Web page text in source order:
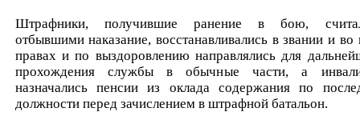
Штрафники, получившие ранение в бою,
отбывшими наказание, восстанавливались в звании и во
правах и по выздоровлению направлялись для
прохождения службы в обычные части, а
назначались пенсии из оклада содержания по
должности перед зачислением в штрафной батальон.